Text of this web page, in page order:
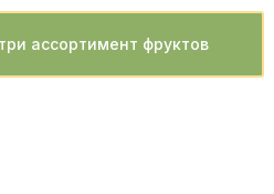
ассортимент фруктов